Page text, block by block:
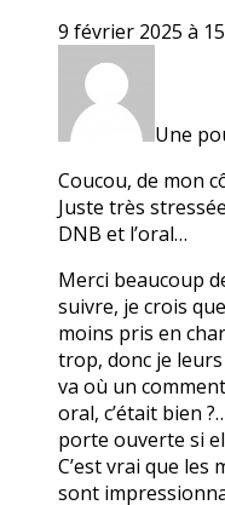
9 février 2025 à
Une
Coucou, de mon
Juste très
DNB et l’oral…
Merci beaucoup
suivre, je crois
moins pris en
trop, donc je
va où un
oral, c’était bien
porte ouverte si
C’est vrai que les
sont